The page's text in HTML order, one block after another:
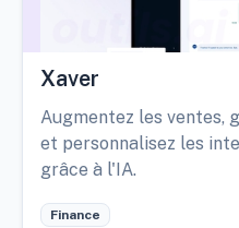
Xaver
Augmentez les ventes,
et personnalisez les
grâce à l'IA.
Finance